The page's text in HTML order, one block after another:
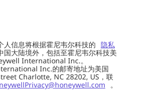
人信息将根据霍尼韦尔科技的 隐私
国大陆境外，包括至霍尼韦尔科技美
International Inc.。
Inc.的邮寄地址为美国
Charlotte, NC 28202, US，联
。